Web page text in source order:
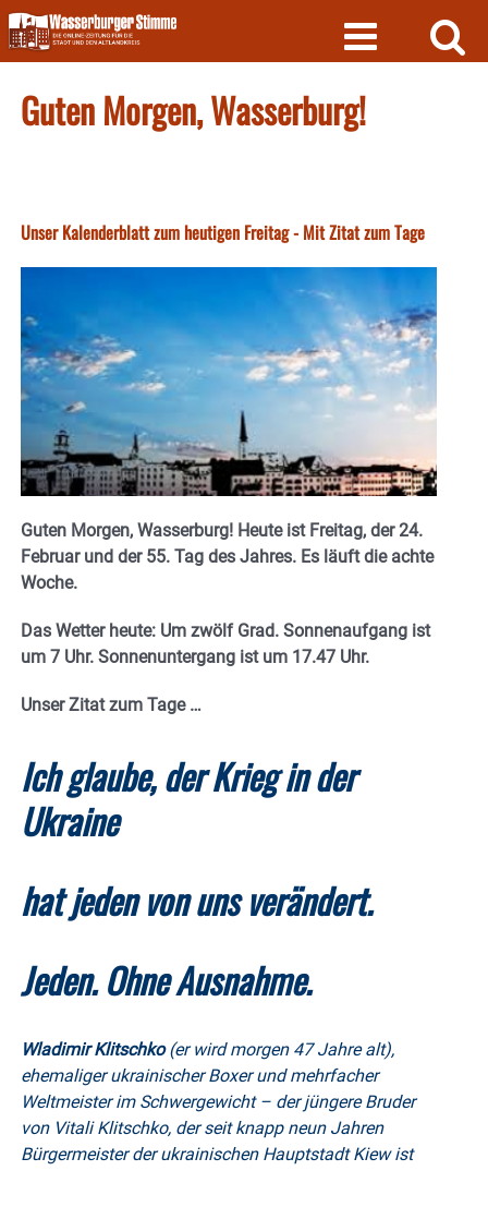
Skip
to
content
Guten Morgen, Wasserburg!
Unser Kalenderblatt zum heutigen Freitag - Mit Zitat zum Tage
Guten Morgen, Wasserburg! Heute ist Freitag, der 24.
Februar und der 55. Tag des Jahres. Es läuft die achte
Woche.
Das Wetter heute: Um zwölf Grad. Sonnenaufgang ist
um 7 Uhr. Sonnenuntergang ist um 17.47 Uhr.
Unser Zitat zum Tage …
Ich glaube, der Krieg in der
Ukraine
hat jeden von uns verändert.
Jeden. Ohne Ausnahme.
Wladimir Klitschko(er wird morgen 47 Jahre alt),
ehemaliger ukrainischer Boxer und mehrfacher
Weltmeister im Schwergewicht – der jüngere Bruder
von Vitali Klitschko, der seit knapp neun Jahren
Bürgermeister der ukrainischen Hauptstadt Kiew ist